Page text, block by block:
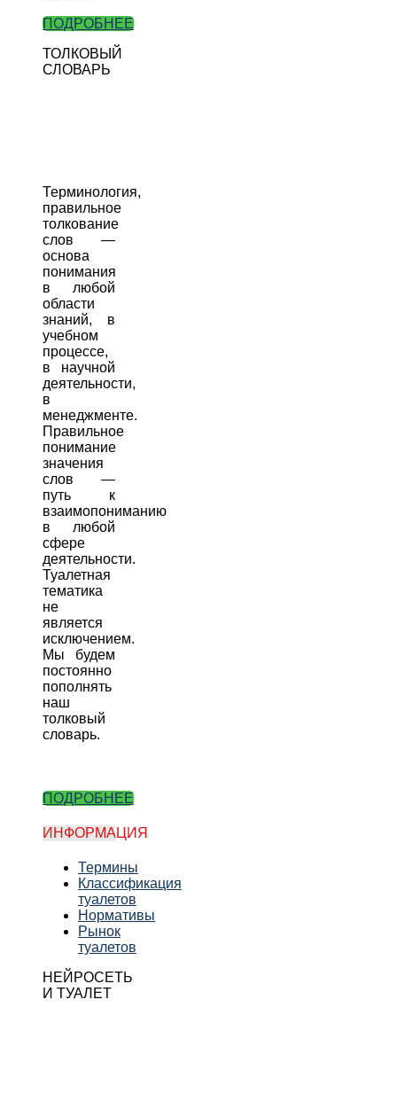
ПОДРОБНЕЕ
ТОЛКОВЫЙ
СЛОВАРЬ
Терминология,
правильное
толкование
слов —
основа
понимания
в любой
области
знаний, в
учебном
процессе,
в научной
деятельности,
в
менеджменте.
Правильное
понимание
значения
слов —
путь к
взаимопониманию
в любой
сфере
деятельности.
Туалетная
тематика
не
является
исключением.
Мы будем
постоянно
пополнять
наш
толковый
словарь.
ПОДРОБНЕЕ
ИНФОРМАЦИЯ
Термины
Классификация
туалетов
Нормативы
Рынок
туалетов
НЕЙРОСЕТЬ
И ТУАЛЕТ